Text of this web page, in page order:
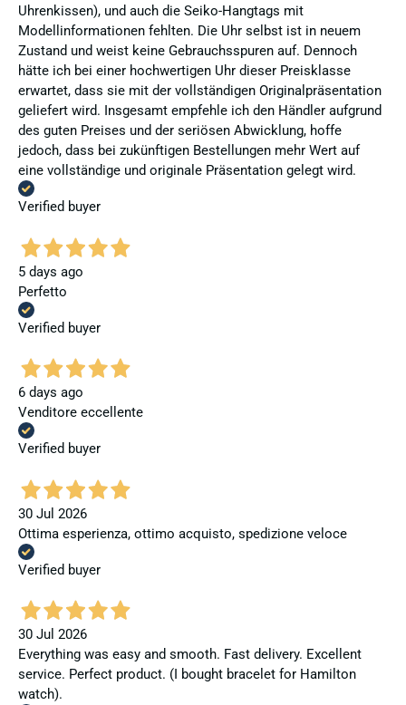
Uhrenkissen), und auch die Seiko-Hangtags mit
Modellinformationen fehlten. Die Uhr selbst ist in neuem
Zustand und weist keine Gebrauchsspuren auf. Dennoch
hätte ich bei einer hochwertigen Uhr dieser Preisklasse
erwartet, dass sie mit der vollständigen Originalpräsentation
geliefert wird. Insgesamt empfehle ich den Händler aufgrund
des guten Preises und der seriösen Abwicklung, hoffe
jedoch, dass bei zukünftigen Bestellungen mehr Wert auf
eine vollständige und originale Präsentation gelegt wird.
Verified buyer
5 days ago
Perfetto
Verified buyer
6 days ago
Venditore eccellente
Verified buyer
30 Jul 2026
Ottima esperienza, ottimo acquisto, spedizione veloce
Verified buyer
30 Jul 2026
Everything was easy and smooth. Fast delivery. Excellent
service. Perfect product. (I bought bracelet for Hamilton
watch).